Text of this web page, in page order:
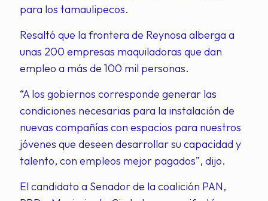
para los tamaulipecos.
Resaltó que la frontera de Reynosa alberga a
unas 200 empresas maquiladoras que dan
empleo a más de 100 mil personas.
“A los gobiernos corresponde generar las
condiciones necesarias para la instalación de
nuevas compañías con espacios para nuestros
jóvenes que deseen desarrollar su capacidad y
talento, con empleos mejor pagados”, dijo.
El candidato a Senador de la coalición PAN,